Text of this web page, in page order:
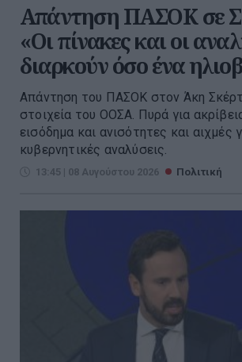
Απάντηση ΠΑΣΟΚ σε
«Οι πίνακες και οι
διαρκούν όσο ένα
Απάντηση του ΠΑΣΟΚ στον Άκη
στοιχεία του ΟΟΣΑ. Πυρά για
εισόδημα και ανισότητες και αιχμές
κυβερνητικές αναλύσεις.
13:45 | 08 Αυγούστου 2026 Πολιτική